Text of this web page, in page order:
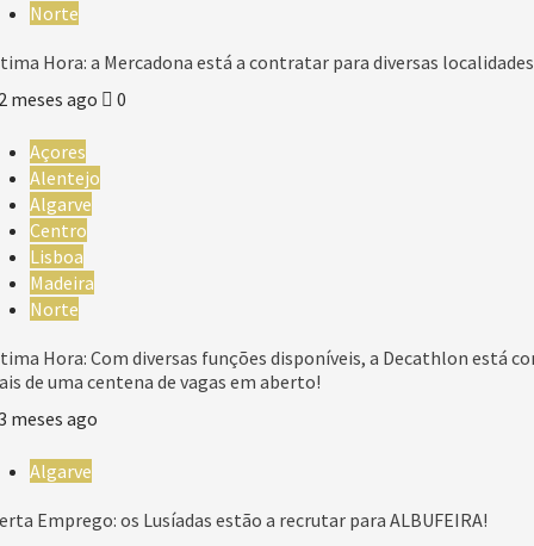
Norte
Hora: a Mercadona está a contratar para diversas
meses ago
0
Açores
Alentejo
Algarve
Centro
Lisboa
Madeira
Norte
Hora: Com diversas funções disponíveis, a Decathlon está
de uma centena de vagas em aberto!
meses ago
Algarve
Emprego: os Lusíadas estão a recrutar para ALBUFEIRA!